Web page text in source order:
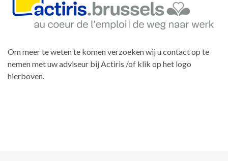
Om meer te weten te komen verzoeken wij u contact op te
nemen met uw adviseur bij Actiris /of klik op het logo
hierboven.